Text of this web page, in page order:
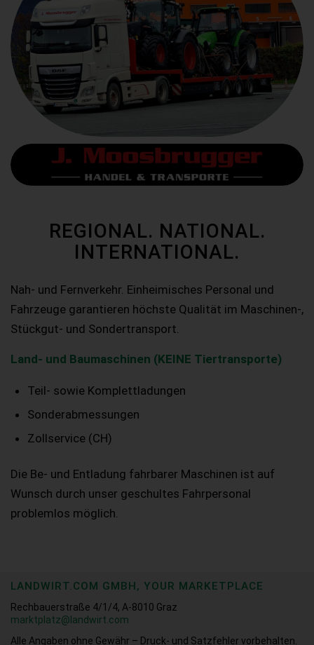
REGIONAL. NATIONAL.
INTERNATIONAL.
Nah- und Fernverkehr. Einheimisches Personal und
Fahrzeuge garantieren höchste Qualität im Maschinen-,
Stückgut- und Sondertransport.
Land- und Baumaschinen (KEINE Tiertransporte)
Teil- sowie Komplettladungen
Sonderabmessungen
Zollservice (CH)
Die Be- und Entladung fahrbarer Maschinen ist auf
Wunsch durch unser geschultes Fahrpersonal
problemlos möglich.
LANDWIRT.COM GMBH, YOUR MARKETPLACE
Rechbauerstraße 4/1/4, A-8010 Graz
marktplatz@landwirt.com
Alle Angaben ohne Gewähr – Druck- und Satzfehler vorbehalten.